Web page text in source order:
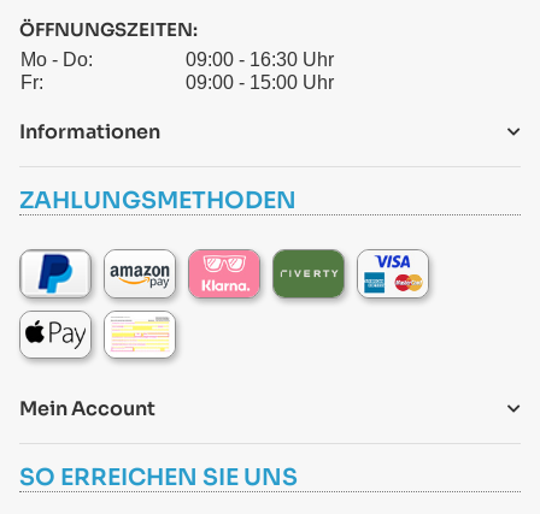
ÖFFNUNGSZEITEN:
Mo - Do:
09:00 - 16:30 Uhr
Fr:
09:00 - 15:00 Uhr
Informationen
ZAHLUNGSMETHODEN
Mein Account
SO ERREICHEN SIE UNS